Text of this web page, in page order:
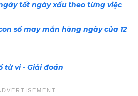
tốt ngày xấu theo từng việc
số may mắn hàng ngày của 12
tử vi - Giải đoán